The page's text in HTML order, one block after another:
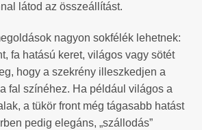
látod az összeállítást.
nagyon sokfélék lehetnek:
fa hatású keret, világos vagy sötét
hogy a szekrény illeszkedjen a
fal színéhez. Ha például világos a
a tükör front még tágasabb hatást
pedig elegáns, „szállodás”